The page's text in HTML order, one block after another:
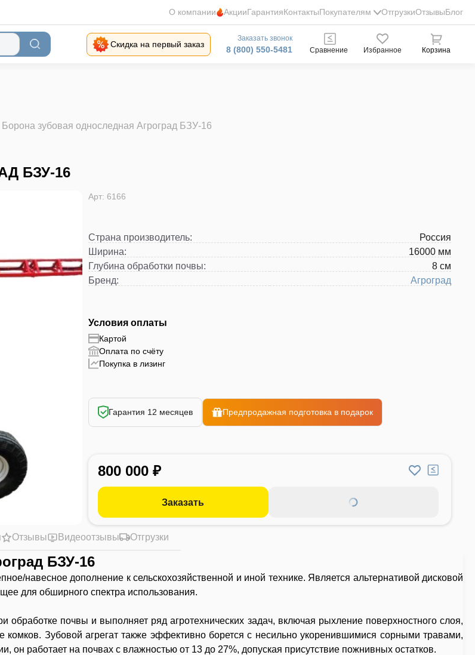
О компании АкцииГарантияКонтактыПокупателям ОтгрузкиОтзывыБлог
Скидка на первый заказ
Заказать звонок
8 (800) 550-5481 Сравнение Избранное Корзина
Борона зубовая односледная Агроград БЗУ-16
БЗУ-16
Арт: 6166
Страна производитель:
Россия
Ширина:
16000 мм
Глубина обработки почвы:
8 см
Бренд: Агроград
Условия оплаты
Картой
Оплата по счёту
Покупка в лизинг
Гарантия 12 месяцев Предпродажная подготовка в подарок
800 000 ₽
Заказать
Отзывы Видеоотзывы Отгрузки
БЗУ-16
навесное дополнение к сельскохозяйственной и иной технике. Является альтернативой дисковой
для обширного спектра использования.
почвы и выполняет ряд агротехнических задач, включая рыхление поверхностного слоя,
Зубовой агрегат также эффективно борется с несильно укоренившимися сорными травами,
он работает на почвах с влажностью от 13 до 27%, допуская присутствие пожнивных остатков.